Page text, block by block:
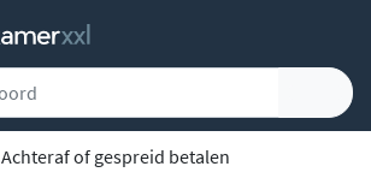
Achteraf of gespreid betalen